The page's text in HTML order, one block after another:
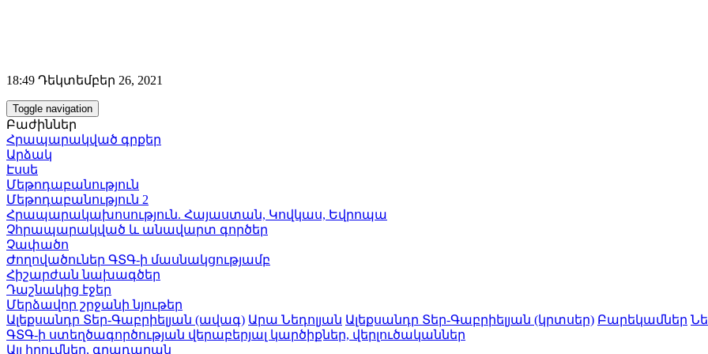
18:49 Դեկտեմբեր 26, 2021
Toggle navigation
Բաժիններ
Հրապարակված գրքեր
Արձակ
Էսսե
Մեթոդաբանություն
Մեթոդաբանություն 2
Հրապարակախոսություն. Հայաստան, Կովկաս, Եվրոպա
Չհրապարակված և անավարտ գործեր
Չափածո
Ժողովածուներ ԳՏԳ-ի մասնակցությամբ
Հիշարժան նախագծեր
Դաշնակից էջեր
Մերձավոր շրջանի նյութեր
Ալեքսանդր Տեր-Գաբրիելյան (ավագ) Արա Նեդոլյան Ալեքսանդր Տեր-Գաբրիելյան (կրտսեր) Բարեկամներ
ԳՏԳ-ի ստեղծագործության վերաբերյալ կարծիքներ, վերլուծականներ
Այլ հղումներ, գրադարան